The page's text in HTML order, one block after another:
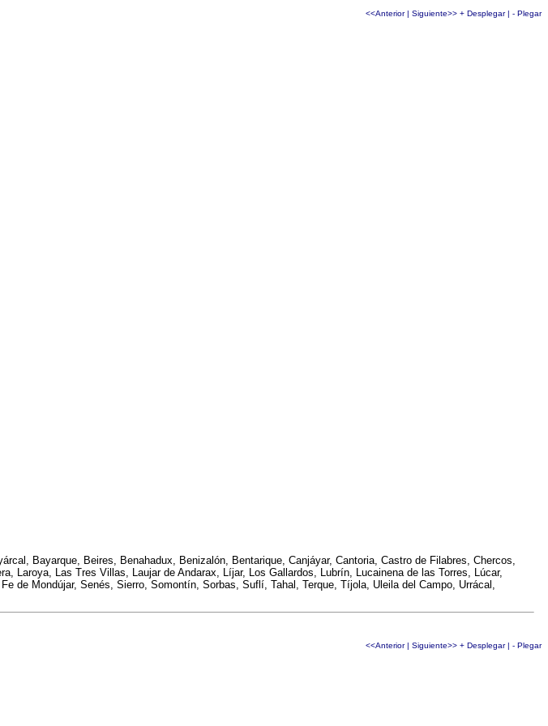
<<Anterior| Siguiente>> + Desplegar| - Plegar
Bayarque, Beires, Benahadux, Benizalón, Bentarique, Canjáyar, Cantoria, Castro de Filabres, Chercos,
Laroya, Las Tres Villas, Laujar de Andarax, Líjar, Los Gallardos, Lubrín, Lucainena de las Torres, Lúcar,
de Mondújar, Senés, Sierro, Somontín, Sorbas, Suflí, Tahal, Terque, Tíjola, Uleila del Campo, Urrácal,
<<Anterior| Siguiente>> + Desplegar| - Plegar